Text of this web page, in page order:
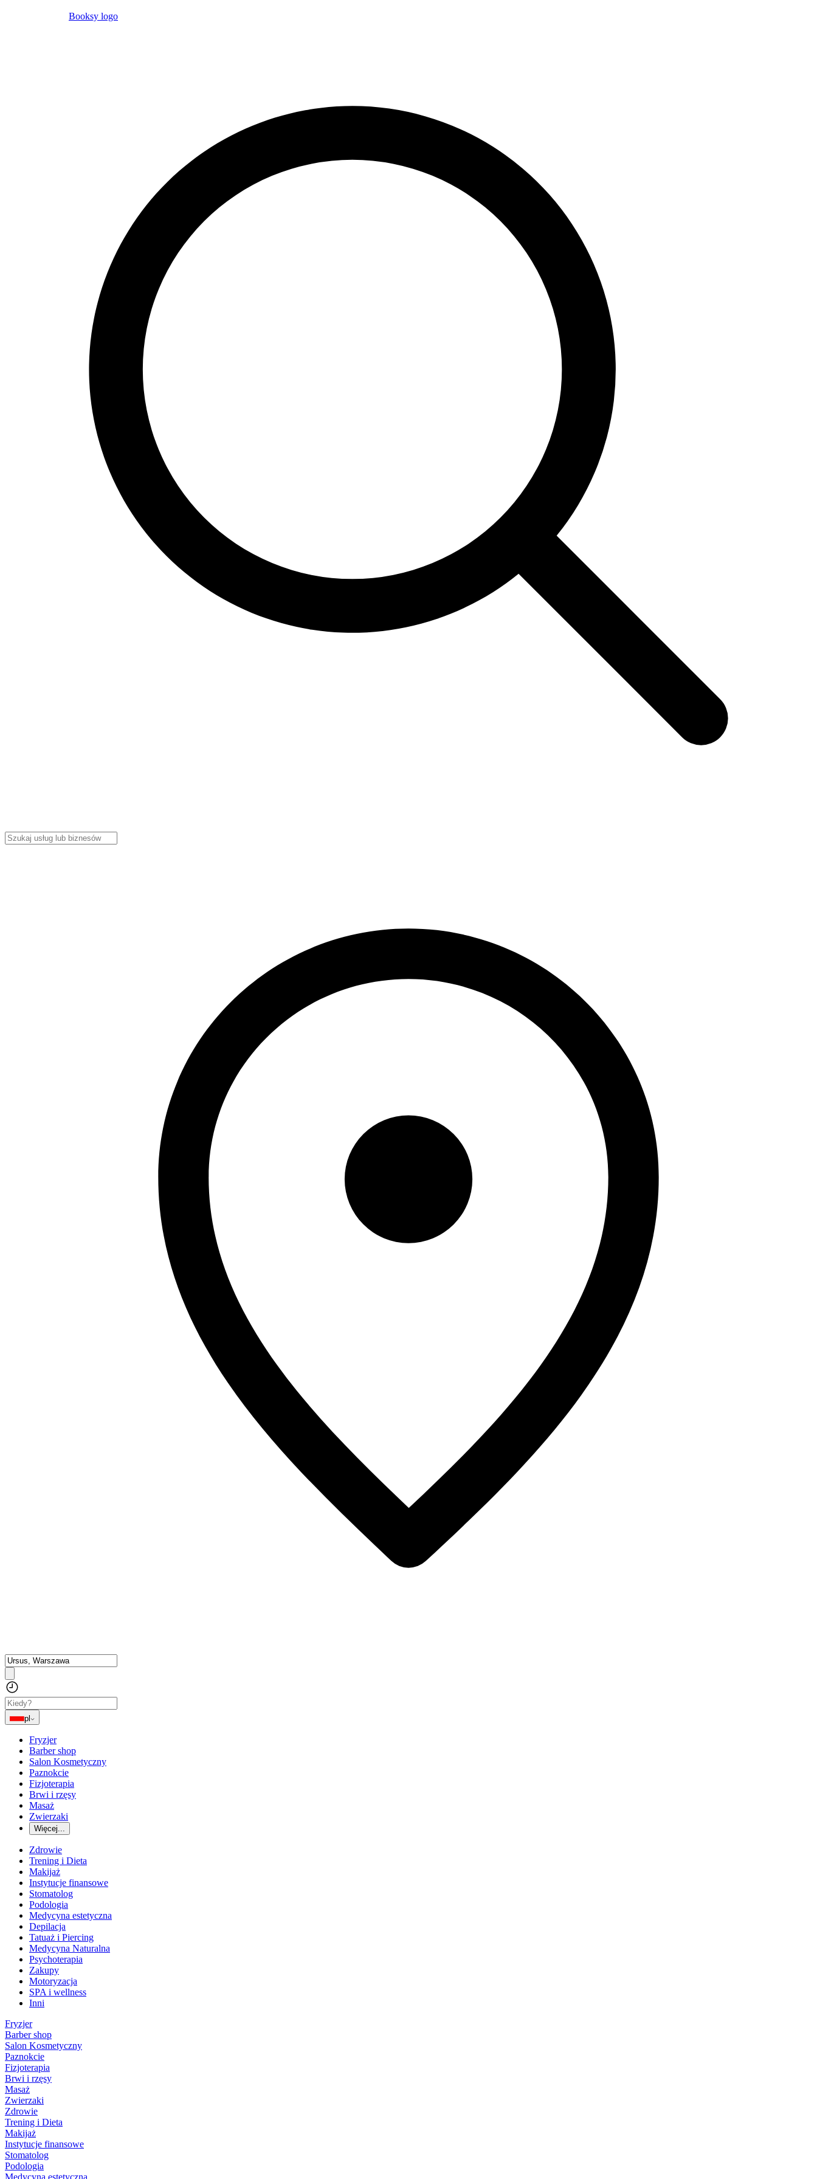
Booksy logo
pl
Fryzjer
Barber shop
Salon Kosmetyczny
Paznokcie
Fizjoterapia
Brwi i rzęsy
Masaż
Zwierzaki
Więcej...
Zdrowie
Trening i Dieta
Makijaż
Instytucje finansowe
Stomatolog
Podologia
Medycyna estetyczna
Depilacja
Tatuaż i Piercing
Medycyna Naturalna
Psychoterapia
Zakupy
Motoryzacja
SPA i wellness
Inni
Fryzjer
Barber shop
Salon Kosmetyczny
Paznokcie
Fizjoterapia
Brwi i rzęsy
Masaż
Zwierzaki
Zdrowie
Trening i Dieta
Makijaż
Instytucje finansowe
Stomatolog
Podologia
Medycyna estetyczna